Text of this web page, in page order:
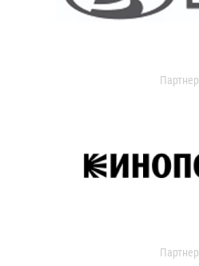
Партнер
Партнер